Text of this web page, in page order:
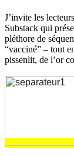
J’invite les
Substack qui
pléthore de
“vacciné” – tout
pissenlit, de l’or